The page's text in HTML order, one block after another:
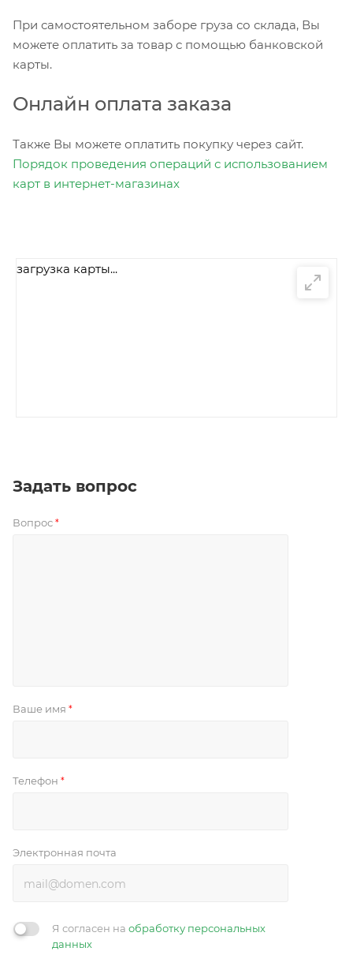
При самостоятельном заборе груза со склада, Вы
можете оплатить за товар с помощью банковской
карты.
Онлайн оплата заказа
Также Вы можете оплатить покупку через сайт.
Порядок проведения операций с использованием
карт в интернет-магазинах
загрузка карты...
Задать вопрос
Вопрос *
Ваше имя *
Телефон *
Электронная почта
Я согласен на обработку персональных
данных